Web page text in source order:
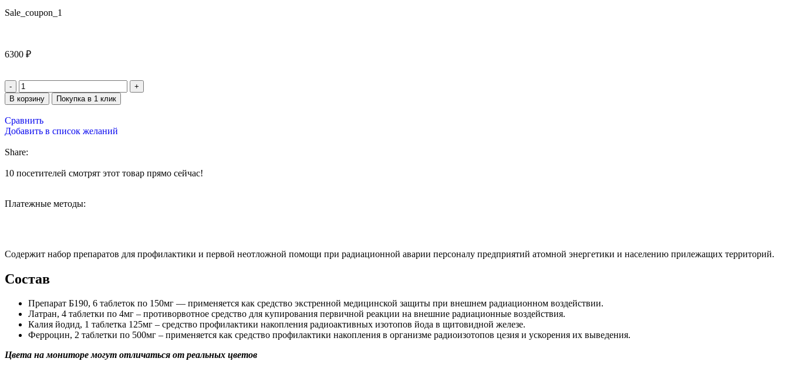
Sale_coupon_1
6300 ₽
В корзину Покупка в 1 клик
Сравнить
Добавить в список желаний
Share:
10 посетителей смотрят этот товар прямо сейчас!
Платежные методы:
Содержит набор препаратов для профилактики и первой неотложной помощи при радиационной аварии персоналу предприятий атомной энергетики и населению прилежащих территорий.
Состав
Препарат Б190, 6 таблеток по 150мг — применяется как средство экстренной медицинской защиты при внешнем радиационном воздействии.
Латран, 4 таблетки по 4мг – противорвотное средство для купирования первичной реакции на внешние радиационные воздействия.
Калия йодид, 1 таблетка 125мг – средство профилактики накопления радиоактивных изотопов йода в щитовидной железе.
Ферроцин, 2 таблетки по 500мг – применяется как средство профилактики накопления в организме радиоизотопов цезия и ускорения их выведения.
Цвета на мониторе могут отличаться от реальных цветов